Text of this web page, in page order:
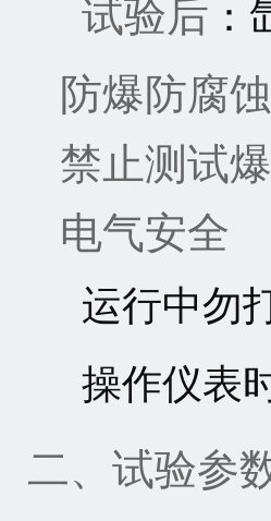
试验后
防爆防腐蚀
禁止测试
电气安全
运行中勿
操作仪表
二、试验参